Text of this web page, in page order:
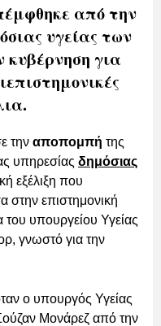
από την
υγείας των
για
την αποπομπή της
υπηρεσίας δημόσιας
εξέλιξη που
στην επιστημονική
του υπουργείου Υγείας
γνωστό για την
ο υπουργός Υγείας
Μονάρεζ από την